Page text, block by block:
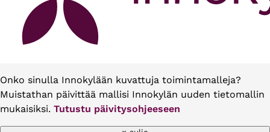
Onko sinulla Innokylään kuvattuja toimintamalleja?
Muistathan päivittää mallisi Innokylän uuden tietomallin
mukaisiksi. Tutustu päivitysohjeeseen